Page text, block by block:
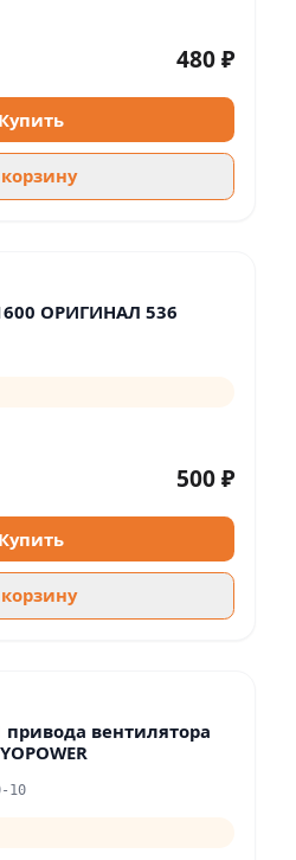
480 ₽
Купить
ОРИГИНАЛ 536
500 ₽
Купить
привода вентилятора
10